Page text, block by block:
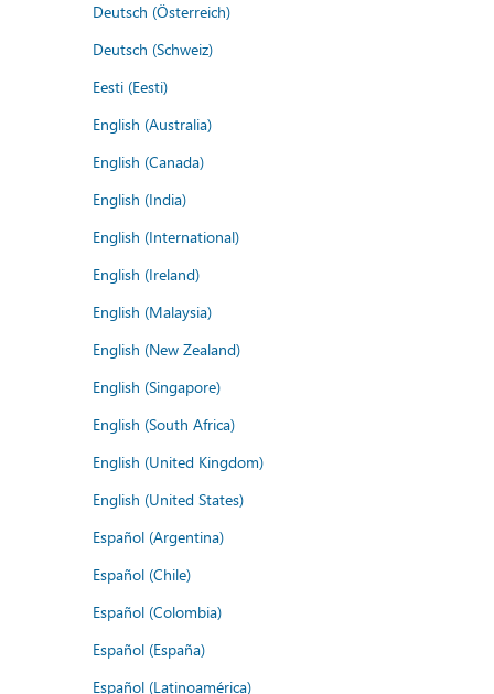
Deutsch (Österreich)
Deutsch (Schweiz)
Eesti (Eesti)
English (Australia)
English (Canada)
English (India)
English (International)
English (Ireland)
English (Malaysia)
English (New Zealand)
English (Singapore)
English (South Africa)
English (United Kingdom)
English (United States)
Español (Argentina)
Español (Chile)
Español (Colombia)
Español (España)
Español (Latinoamérica)